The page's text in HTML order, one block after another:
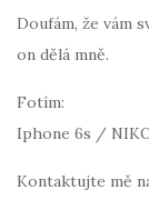
Doufám, že vám
on dělá mně.
Fotím:
Iphone 6s /
Kontaktujte mě